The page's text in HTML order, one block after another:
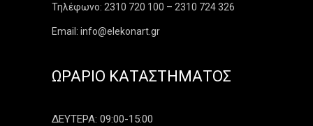
Τηλέφωνο: 2310 720 100 – 2310 724 326
Email: info@elekonart.gr
ΩΡΆΡΙΟ ΚΑΤΑΣΤΉΜΑΤΟΣ
ΔΕΥΤΕΡΑ: 09:00-15:00